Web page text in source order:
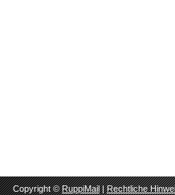
Copyright ©RuppiMail|Rechtliche